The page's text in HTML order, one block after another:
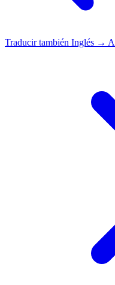
Traducir también Inglés →